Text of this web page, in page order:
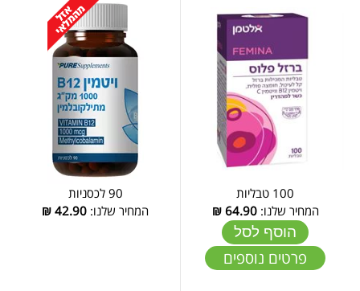
100 טבליות
המחיר שלנו:64.90
₪
הוסף לסל
פרטים נוספים
90 לכסניות
המחיר שלנו: 42.90
₪